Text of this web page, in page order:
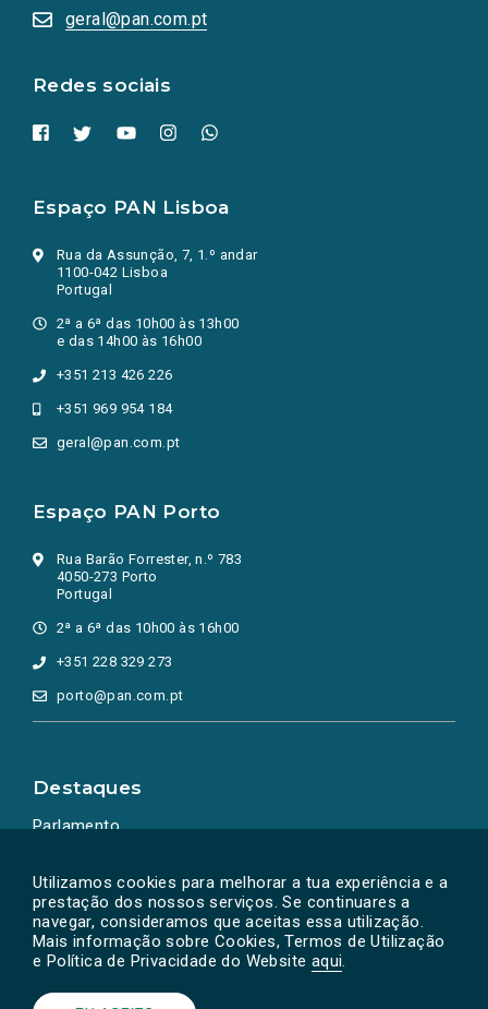
Utilizamos cookies para melhorar a tua experiência e a
prestação dos nossos serviços. Se continuares a
navegar, consideramos que aceitas essa utilização.
Mais informação sobre Cookies, Termos de Utilização
e Política de Privacidade do Website aqui.
geral@pan.com.pt
Redes sociais
numa
nova
Espaço PAN Lisboa
Rua da Assunção, 7, 1.º andar
1100-042 Lisboa
Portugal
2ª a 6ª das 10h00 às 13h00
e das 14h00 às 16h00
+351 213 426 226
+351 969 954 184
geral@pan.com.pt
Espaço PAN Porto
Rua Barão Forrester, n.º 783
4050-273 Porto
Portugal
2ª a 6ª das 10h00 às 16h00
+351 228 329 273
porto@pan.com.pt
Destaques
Parlamento